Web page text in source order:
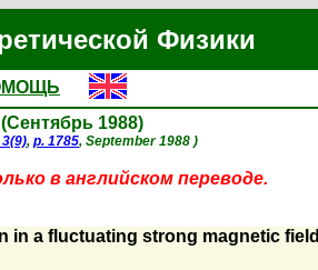
Физики
(Сентябрь 1988)
, p. 1785, September 1988 )
в английском переводе.
in a fluctuating strong magnetic field